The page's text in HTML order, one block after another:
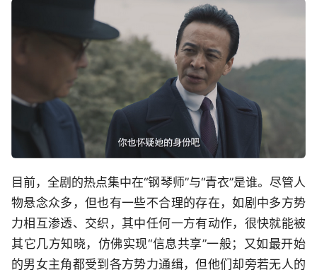
目前，全剧的热点集中在“钢琴师”与“青衣”是谁。尽管人
物悬念众多，但也有一些不合理的存在，如剧中多方势
力相互渗透、交织，其中任何一方有动作，很快就能被
其它几方知晓，仿佛实现“信息共享”一般；又如最开始
的男女主角都受到各方势力通缉，但他们却旁若无人的